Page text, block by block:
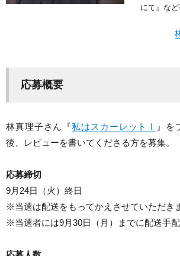
にて』など
応募概要
林真理子さん『私はスカーレットⅠ
』を
後、レビューを書いてくださる方を募集。
応募締切
9月24日（火）終日
※当選は配送をもってかえさせていただき
※当選者には9月30日（月）までに配送手配